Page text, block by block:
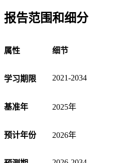
报告范围和细分
属性 细节
学习期限 2021-2034
基准年 2025年
预计年份 2026年